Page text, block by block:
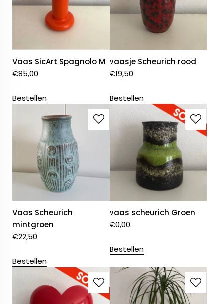
Vaas SicArt Spagnolo M
€85,00
Bestellen
vaasje Scheurich rood
€19,50
Bestellen
Vaas Scheurich
mintgroen
€22,50
Bestellen
vaas scheurich Groen
€0,00
Bestellen